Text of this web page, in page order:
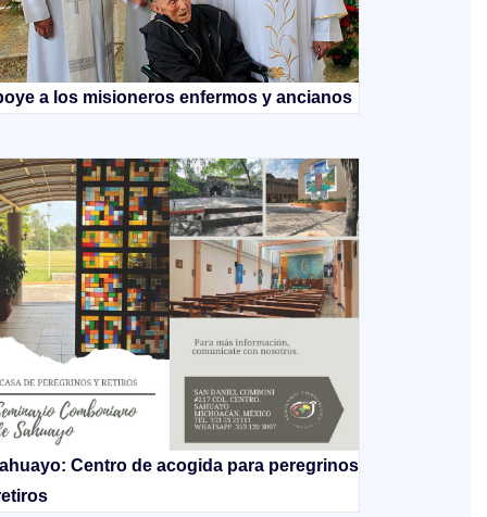
a los misioneros enfermos y ancianos
Centro de acogida para peregrinos